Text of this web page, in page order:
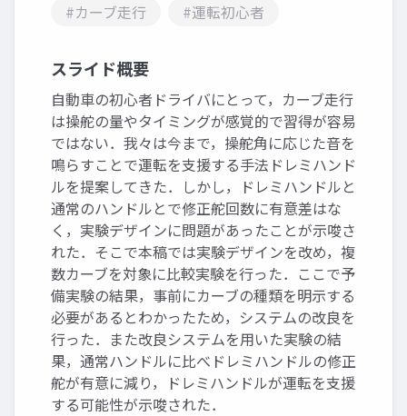
#カーブ走行
#運転初心者
スライド概要
自動車の初心者ドライバにとって，カーブ走行
は操舵の量やタイミングが感覚的で習得が容易
ではない．我々は今まで，操舵角に応じた音を
鳴らすことで運転を支援する手法ドレミハンド
ルを提案してきた．しかし，ドレミハンドルと
通常のハンドルとで修正舵回数に有意差はな
く，実験デザインに問題があったことが示唆さ
れた．そこで本稿では実験デザインを改め，複
数カーブを対象に比較実験を行った．ここで予
備実験の結果，事前にカーブの種類を明示する
必要があるとわかったため，システムの改良を
行った．また改良システムを用いた実験の結
果，通常ハンドルに比べドレミハンドルの修正
舵が有意に減り，ドレミハンドルが運転を支援
する可能性が示唆された．